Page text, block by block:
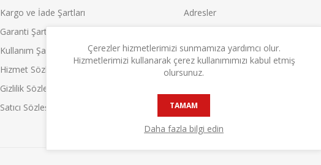
Kargo ve İade Şartları
Garanti Şartları
Kullanım Şartları
Hizmet Sözleşmesi
Gizlilik Sözleşmesi
Satıcı Sözleşmesi
Adresler
Sepetim
İstek Listesi
Satıcı Olun!
Çerezler hizmetlerimizi sunmamıza yardımcı olur.
Hizmetlerimizi kullanarak çerez kullanımımızı kabul etmiş
olursunuz.
TAMAM
Daha fazla bilgi edin